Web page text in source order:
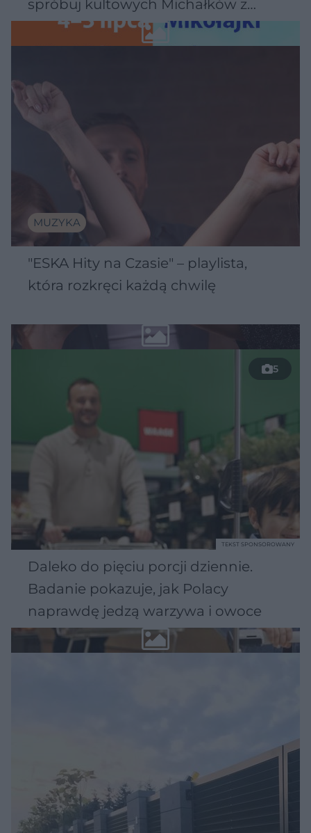
spróbuj kultowych Michałków z
Wawelu
MUZYKA
"ESKA Hity na Czasie" – playlista,
która rozkręci każdą chwilę
5
Daleko do pięciu porcji dziennie.
Badanie pokazuje, jak Polacy
naprawdę jedzą warzywa i owoce
TEKST SPONSOROWANY